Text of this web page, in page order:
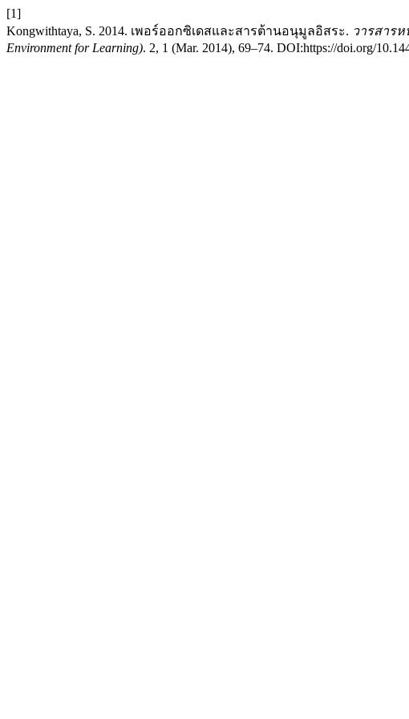
[1]
Kongwithtaya, S. 2014. เพอร์ออกซิเดสและสารต้านอนุมูลอิสระ. วารสารห
Environment for Learning). 2, 1 (Mar. 2014), 69–74. DOI:https://doi.org/